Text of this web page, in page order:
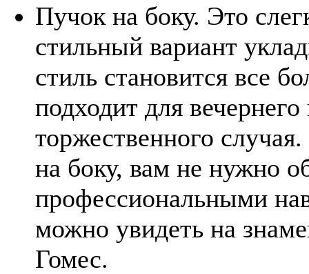
Пучок на боку. Это
стильный вариант
стиль становится все
подходит для
торжественного
на боку, вам не нужно
профессиональными
можно увидеть на
Гомес.